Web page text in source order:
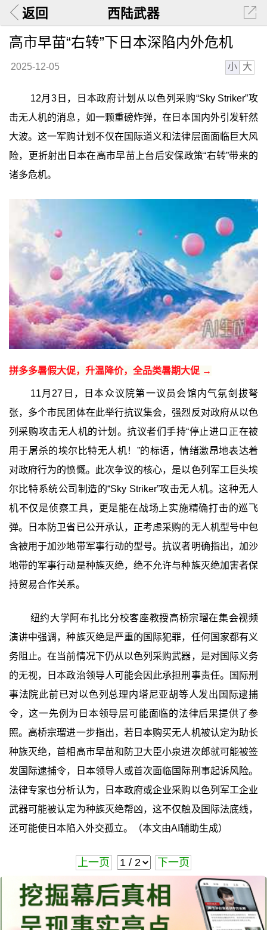
返回 西陆武器
高市早苗“右转”下日本深陷内外危机
2025-12-05 小 大
12月3日，日本政府计划从以色列采购“Sky Striker”攻
击无人机的消息，如一颗重磅炸弹，在日本国内外引发轩然
大波。这一军购计划不仅在国际道义和法律层面面临巨大风
险，更折射出日本在高市早苗上台后安保政策“右转”带来的
诸多危机。
拼多多暑假大促，升温降价，全品类暑期大促 →
11月27日，日本众议院第一议员会馆内气氛剑拔弩
张，多个市民团体在此举行抗议集会，强烈反对政府从以色
列采购攻击无人机的计划。抗议者们手持“停止进口正在被
用于屠杀的埃尔比特无人机！”的标语，情绪激昂地表达着
对政府行为的愤慨。此次争议的核心，是以色列军工巨头埃
尔比特系统公司制造的“Sky Striker”攻击无人机。这种无人
机不仅是侦察工具，更是能在战场上实施精确打击的巡飞
弹。日本防卫省已公开承认，正考虑采购的无人机型号中包
含被用于加沙地带军事行动的型号。抗议者明确指出，加沙
地带的军事行动是种族灭绝，绝不允许与种族灭绝加害者保
持贸易合作关系。
纽约大学阿布扎比分校客座教授高桥宗瑠在集会视频
演讲中强调，种族灭绝是严重的国际犯罪，任何国家都有义
务阻止。在当前情况下仍从以色列采购武器，是对国际义务
的无视，日本政治领导人可能会因此承担刑事责任。国际刑
事法院此前已对以色列总理内塔尼亚胡等人发出国际逮捕
令，这一先例为日本领导层可能面临的法律后果提供了参
照。高桥宗瑠进一步指出，若日本购买无人机被认定为助长
种族灭绝，首相高市早苗和防卫大臣小泉进次郎就可能被签
发国际逮捕令，日本领导人或首次面临国际刑事起诉风险。
法律专家也分析认为，日本政府或企业采购以色列军工企业
武器可能被认定为种族灭绝帮凶，这不仅触及国际法底线，
还可能使日本陷入外交孤立。（本文由AI辅助生成）
上一页 下一页